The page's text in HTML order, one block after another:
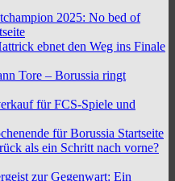
2025: No bed of
ebnet den Weg ins Finale
Tore – Borussia ringt
für FCS-Spiele und
für Borussia Startseite
als ein Schritt nach vorne?
zur Gegenwart: Ein